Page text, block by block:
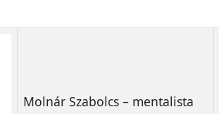
Molnár Szabolcs – mentalista